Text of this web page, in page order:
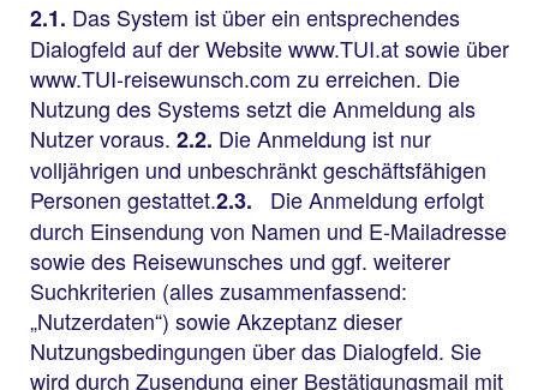
2.1. Das System ist über ein entsprechendes
Dialogfeld auf der Website www.TUI.at sowie über
www.TUI-reisewunsch.com zu erreichen. Die
Nutzung des Systems setzt die Anmeldung als
Nutzer voraus. 2.2. Die Anmeldung ist nur
volljährigen und unbeschränkt geschäftsfähigen
Personen gestattet.2.3. Die Anmeldung erfolgt
durch Einsendung von Namen und E-Mailadresse
sowie des Reisewunsches und ggf. weiterer
Suchkriterien (alles zusammenfassend:
„Nutzerdaten“) sowie Akzeptanz dieser
Nutzungsbedingungen über das Dialogfeld. Sie
wird durch Zusendung einer Bestätigungsmail mit